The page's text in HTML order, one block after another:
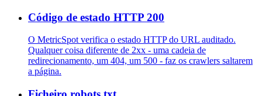
Código de estado HTTP 200
O MetricSpot verifica o estado HTTP do URL auditado.
Qualquer coisa diferente de 2xx - uma cadeia de
redirecionamento, um 404, um 500 - faz os crawlers saltarem
a página.